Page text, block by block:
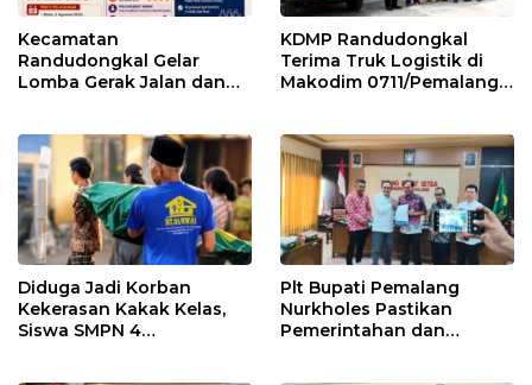
Kecamatan
Randudongkal Gelar
Lomba Gerak Jalan dan
KDMP Randudongkal
Terima Truk Logistik di
Makodim 0711/Pemalang
Diduga Jadi Korban
Kekerasan Kakak Kelas,
Siswa SMPN 4
Plt Bupati Pemalang
Nurkholes Pastikan
Pemerintahan dan